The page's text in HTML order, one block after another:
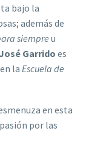
bajo la
además de
siempre u
Garridoes
la Escuela de
en esta
por las